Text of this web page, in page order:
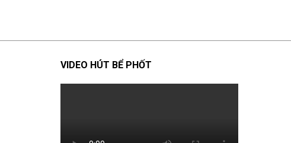
VIDEO HÚT BỂ PHỐT